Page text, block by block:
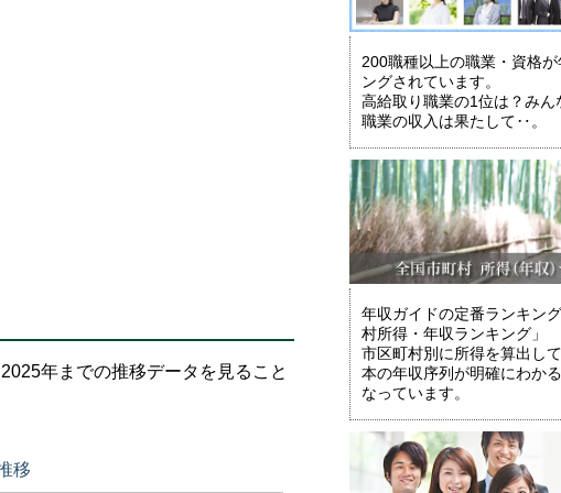
年までの推移データを見ること
移
200職種以上の職業・資格
ングされています。
高給取り職業の1位は？みん
職業の収入は果たして‥。
年収ガイドの定番ランキン
村所得・年収ランキング」
市区町村別に所得を算出し
本の年収序列が明確にわか
なっています。